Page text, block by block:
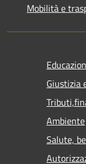
Mobilità e
Giustizia
Ambiente
Salute,